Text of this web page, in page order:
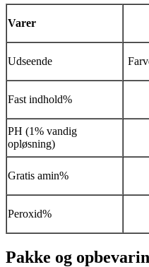
Varer
Udseende
Fast indhold%
PH (1% vandig
opløsning)
Gratis amin%
Peroxid%
Pakke og